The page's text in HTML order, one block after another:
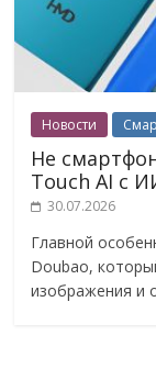
Новости
Не
Touch AI с
30.07.2026
Главной
Doubao,
изображения и